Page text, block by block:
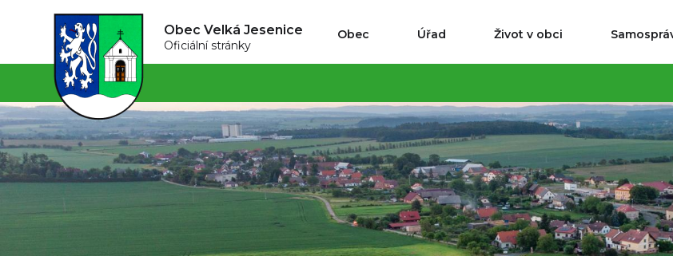
Obec Velká Jesenice
Oficiální stránky
Obec Úřad Život v obci